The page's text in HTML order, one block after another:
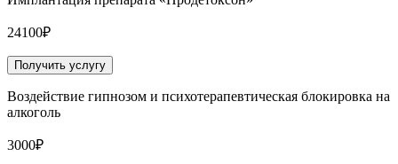
24100₽
Получить услугу
Воздействие гипнозом и психотерапевтическая блокировка на
алкоголь
3000₽